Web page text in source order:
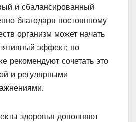
и сбалансированный
благодаря постоянному
организм может начать
эффект; но
рекомендуют сочетать это
и регулярными
здоровья дополняют